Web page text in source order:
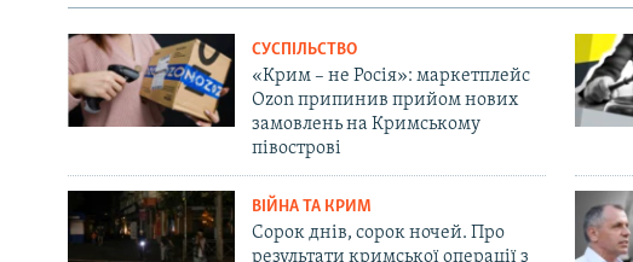
СУСПІЛЬСТВО
«Крим – не Росія»: маркетплейс
Ozon припинив прийом нових
замовлень на Кримському
півострові
ВІЙНА ТА КРИМ
Сорок днів, сорок ночей. Про
результати кримської операції з